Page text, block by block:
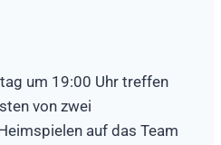
um 19:00 Uhr treffen
von zwei
auf das Team